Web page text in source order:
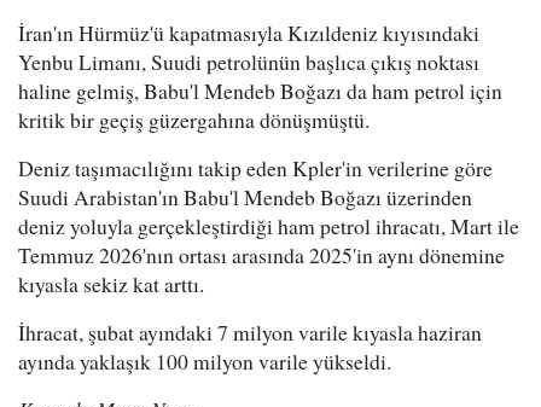
İran'ın Hürmüz'ü kapatmasıyla Kızıldeniz kıyısındaki
Yenbu Limanı, Suudi petrolünün başlıca çıkış noktası
haline gelmiş, Babu'l Mendeb Boğazı da ham petrol için
kritik bir geçiş güzergahına dönüşmüştü.
Deniz taşımacılığını takip eden Kpler'in verilerine göre
Suudi Arabistan'ın Babu'l Mendeb Boğazı üzerinden
deniz yoluyla gerçekleştirdiği ham petrol ihracatı, Mart ile
Temmuz 2026'nın ortası arasında 2025'in aynı dönemine
kıyasla sekiz kat arttı.
İhracat, şubat ayındaki 7 milyon varile kıyasla haziran
ayında yaklaşık 100 milyon varile yükseldi.